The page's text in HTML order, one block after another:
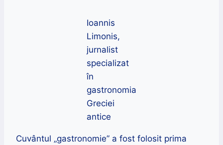
Ioannis
Limonis,
jurnalist
specializat
în
gastronomia
Greciei
antice
Cuvântul „gastronomie” a fost folosit prima